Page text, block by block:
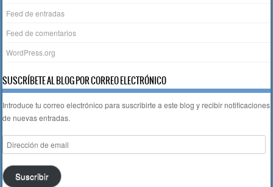
Feed de entradas
Feed de comentarios
WordPress.org
SUSCRÍBETE AL BLOG POR CORREO ELECTRÓNICO
Introduce tu correo electrónico para suscribirte a este blog y recibir notificaciones
de nuevas entradas.
Dirección
de
email
Suscribir